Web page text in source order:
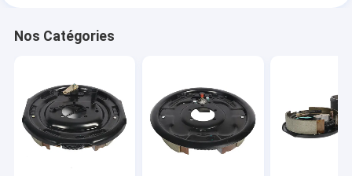
Nos Catégories